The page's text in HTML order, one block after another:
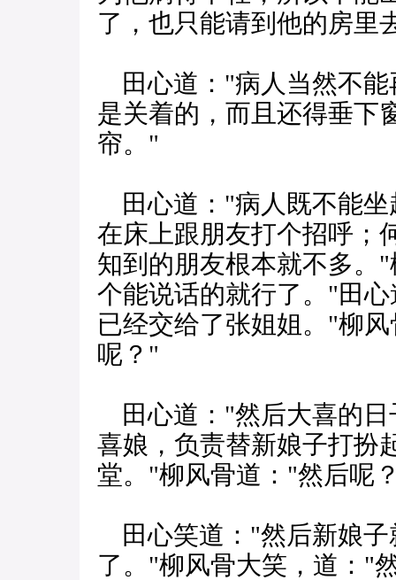
了，也只能请到他的房里
田心道："病人当然不能
是关着的，而且还得垂下
帘。"
田心道："病人既不能坐
在床上跟朋友打个招呼；
知到的朋友根本就不多。
个能说话的就行了。"田
已经交给了张姐姐。"柳
呢？"
田心道："然后大喜的日
喜娘，负责替新娘子打扮
堂。"柳风骨道："然后呢
田心笑道："然后新娘子
了。"柳风骨大笑，道："